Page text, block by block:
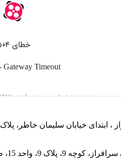
، ابتدای خیابان سلیمان خاطر، پلاک 6
9، واحد 15، طبقه 4